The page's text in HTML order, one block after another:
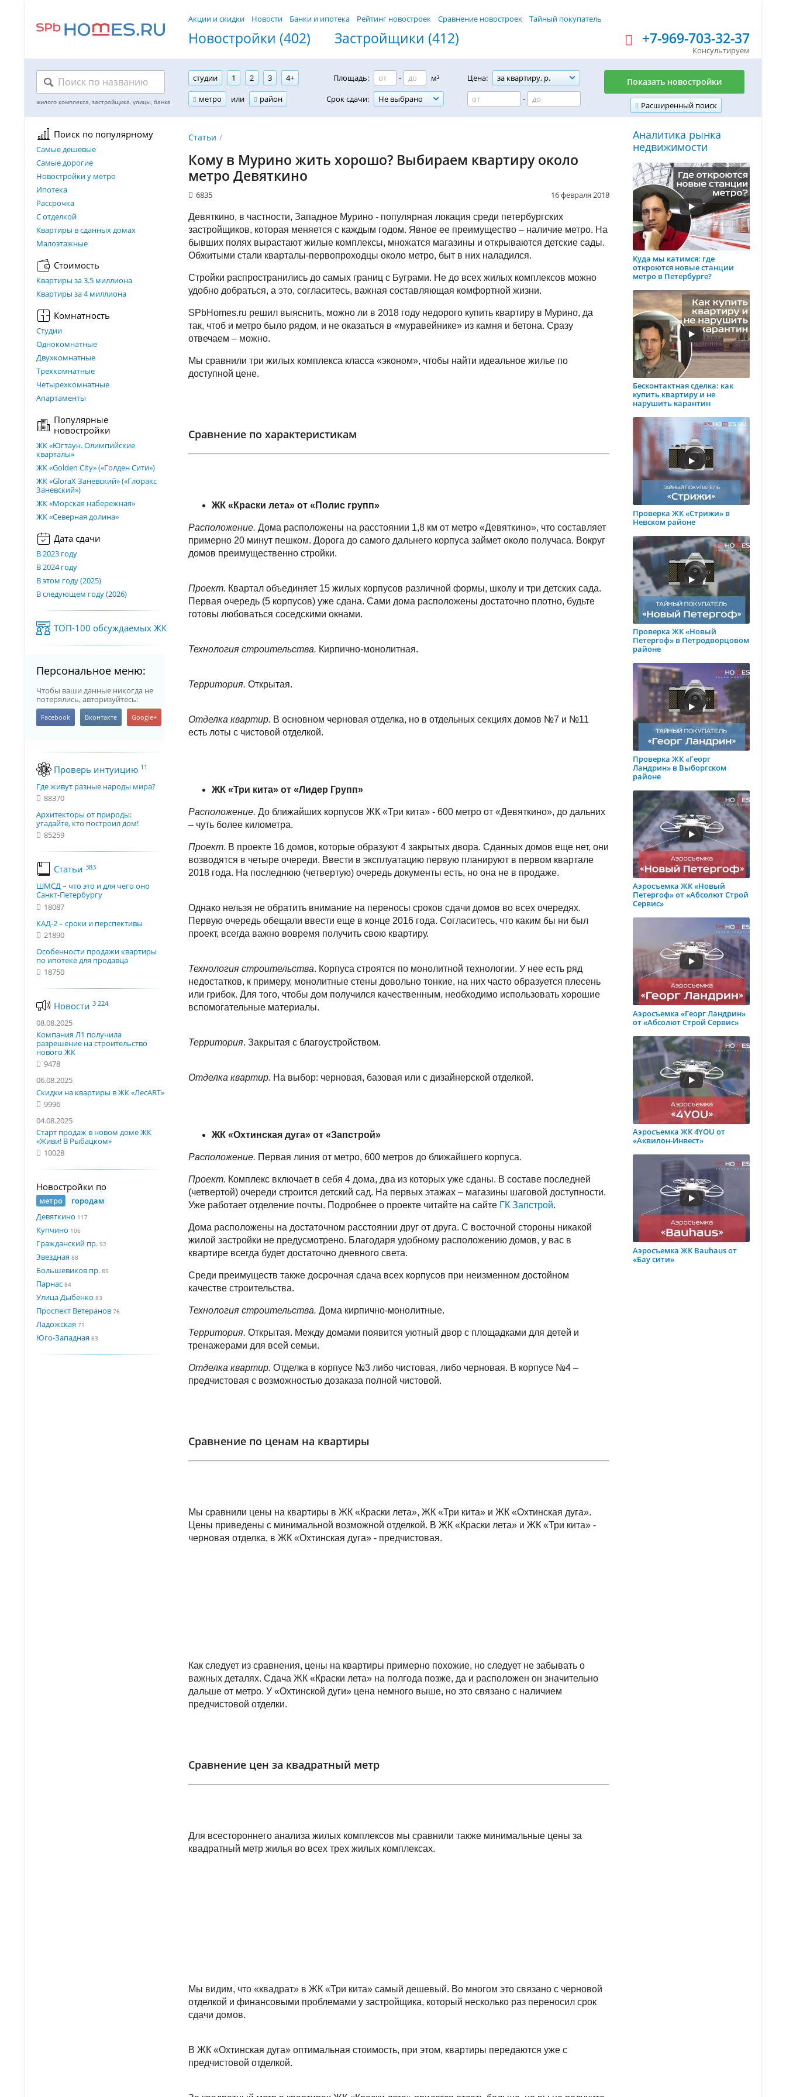
Акции и скидки Новости Банки и ипотека Рейтинг новостроек Сравнение новостроек Тайный покупатель
Новостройки (402) Застройщики (412) +7-969-703-32-37
Консультируем
студии 1 2 3
4+
метро
или район
Площадь: -
м²
Срок сдачи:
Не выбрано
Цена:
за квартиру, р.
-
Расширенный поиск
Показать новостройки
Поиск по популярному
Самые дешевые
Самые дорогие
Новостройки у метро
Ипотека
Рассрочка
С отделкой
Квартиры в сданных домах
Малоэтажные
Стоимость
Квартиры за 3.5 миллиона
Квартиры за 4 миллиона
Комнатность
Студии
Однокомнатные
Двухкомнатные
Трехкомнатные
Четырехкомнатные
Апартаменты
Популярные
новостройки
ЖК «Югтаун. Олимпийские
кварталы»
ЖК «Golden City» («Голден Сити»)
ЖК «GloraX Заневский»​ («Глоракс
Заневский»)
ЖК «Морская набережная»
ЖК «Северная долина»
Дата сдачи
В 2023 году
В 2024 году
В этом году (2025)
В следующем году (2026)
ТОП-100 обсуждаемых ЖК
Персональное меню:
Чтобы ваши данные никогда не
потерялись, авторизуйтесь:
Проверь интуицию 11
Где живут разные народы мира?
88370
Архитекторы от природы:
угадайте, кто построил дом!
85259
Статьи 383
ШМСД – что это и для чего оно
Санкт-Петербургу
18087
КАД-2 – сроки и перспективы
21890
Особенности продажи квартиры
по ипотеке для продавца
18750
Новости 3 224
08.08.2025
Компания Л1 получила
разрешение на строительство
нового ЖК
9478
06.08.2025
Скидки на квартиры в ЖК «ЛесART»
9996
04.08.2025
Старт продаж в новом доме ЖК
«Живи! В Рыбацком»
10028
Новостройки по
метро
городам
Девяткино 117
Купчино 106
Гражданский пр. 92
Звездная 88
Большевиков пр. 85
Парнас 84
Улица Дыбенко 83
Проспект Ветеранов 76
Ладожская 71
Юго-Западная 63
Статьи
Кому в Мурино жить хорошо? Выбираем квартиру около
метро Девяткино
16 февраля 2018
6835
Девяткино, в частности, Западное Мурино - популярная локация среди петербургских
застройщиков, которая меняется с каждым годом. Явное ее преимущество – наличие метро. На
бывших полях вырастают жилые комплексы, множатся магазины и открываются детские сады.
Обжитыми стали кварталы-первопроходцы около метро, быт в них наладился.
Стройки распространились до самых границ с Буграми. Не до всех жилых комплексов можно
удобно добраться, а это, согласитесь, важная составляющая комфортной жизни.
SPbHomes.ru решил выяснить, можно ли в 2018 году недорого купить квартиру в Мурино, да
так, чтоб и метро было рядом, и не оказаться в «муравейнике» из камня и бетона. Сразу
отвечаем – можно.
Мы сравнили три жилых комплекса класса «эконом», чтобы найти идеальное жилье по
доступной цене.
Сравнение по характеристикам
ЖК «Краски лета» от «Полис групп»
Расположение. Дома расположены на расстоянии 1,8 км от метро «Девяткино», что составляет
примерно 20 минут пешком. Дорога до самого дальнего корпуса займет около получаса. Вокруг
домов преимущественно стройки.
Проект. Квартал объединяет 15 жилых корпусов различной формы, школу и три детских сада.
Первая очередь (5 корпусов) уже сдана. Сами дома расположены достаточно плотно, будьте
готовы любоваться соседскими окнами.
Технология строительства. Кирпично-монолитная.
Территория. Открытая.
Отделка квартир. В основном черновая отделка, но в отдельных секциях домов №7 и №11
есть лоты с чистовой отделкой.
ЖК «Три кита» от «Лидер Групп»
Расположение. До ближайших корпусов ЖК «Три кита» - 600 метро от «Девяткино», до дальних
– чуть более километра.
Проект. В проекте 16 домов, которые образуют 4 закрытых двора. Сданных домов еще нет, они
возводятся в четыре очереди. Ввести в эксплуатацию первую планируют в первом квартале
2018 года. На последнюю (четвертую) очередь документы есть, но она не в продаже.
Однако нельзя не обратить внимание на переносы сроков сдачи домов во всех очередях.
Первую очередь обещали ввести еще в конце 2016 года. Согласитесь, что каким бы ни был
проект, всегда важно вовремя получить свою квартиру.
Технология строительства. Корпуса строятся по монолитной технологии. У нее есть ряд
недостатков, к примеру, монолитные стены довольно тонкие, на них часто образуется плесень
или грибок. Для того, чтобы дом получился качественным, необходимо использовать хорошие
вспомогательные материалы.
Территория. Закрытая с благоустройством.
Отделка квартир. На выбор: черновая, базовая или с дизайнерской отделкой.
ЖК «Охтинская дуга» от «Запстрой»
Расположение. Первая линия от метро, 600 метров до ближайшего корпуса.
Проект. Комплекс включает в себя 4 дома, два из которых уже сданы. В составе последней
(четвертой) очереди строится детский сад. На первых этажах – магазины шаговой доступности.
Уже работает отделение почты. Подробнее о проекте читайте на сайте ГК Запстрой.
Дома расположены на достаточном расстоянии друг от друга. С восточной стороны никакой
жилой застройки не предусмотрено. Благодаря удобному расположению домов, у вас в
квартире всегда будет достаточно дневного света.
Среди преимуществ также досрочная сдача всех корпусов при неизменном достойном
качестве строительства.
Технология строительства. Дома кирпично-монолитные.
Территория. Открытая. Между домами появится уютный двор с площадками для детей и
тренажерами для всей семьи.
Отделка квартир. Отделка в корпусе №3 либо чистовая, либо черновая. В корпусе №4 –
предчистовая с возможностью дозаказа полной чистовой.
Сравнение по ценам на квартиры
Мы сравнили цены на квартиры в ЖК «Краски лета», ЖК «Три кита» и ЖК «Охтинская дуга».
Цены приведены с минимальной возможной отделкой. В ЖК «Краски лета» и ЖК «Три кита» -
черновая отделка, в ЖК «Охтинская дуга» - предчистовая.
Как следует из сравнения, цены на квартиры примерно похожие, но следует не забывать о
важных деталях. Сдача ЖК «Краски лета» на полгода позже, да и расположен он значительно
дальше от метро. У «Охтинской дуги» цена немного выше, но это связано с наличием
предчистовой отделки.
Сравнение цен за квадратный метр
Для всестороннего анализа жилых комплексов мы сравнили также минимальные цены за
квадратный метр жилья во всех трех жилых комплексах.
Мы видим, что «квадрат» в ЖК «Три кита» самый дешевый. Во многом это связано с черновой
отделкой и финансовыми проблемами у застройщика, который несколько раз переносил срок
сдачи домов.
В ЖК «Охтинская дуга» оптимальная стоимость, при этом, квартиры передаются уже с
предчистовой отделкой.
Аналитика рынка
недвижимости
Куда мы катимся: где
откроются новые станции
метро в Петербурге?
Бесконтактная сделка: как
купить квартиру и не
нарушить карантин
Проверка ЖК «Стрижи» в
Невском районе
Проверка ЖК «Новый
Петергоф» в Петродворцовом
районе
Проверка ЖК «Георг
Ландрин» в Выборгском
районе
Аэросъемка ЖК «Новый
Петергоф» от «Абсолют Строй
Сервис»
Аэросъемка «Георг Ландрин»
от «Абсолют Строй Сервис»
Аэросъемка ЖК 4YOU от
«Аквилон-Инвест»
Аэросъемка ЖК Bauhaus от
«Бау сити»